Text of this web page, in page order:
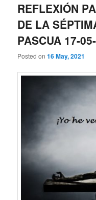
REFLEXIÓN
DE LA
PASCUA 17-
Posted on16 May, 2021